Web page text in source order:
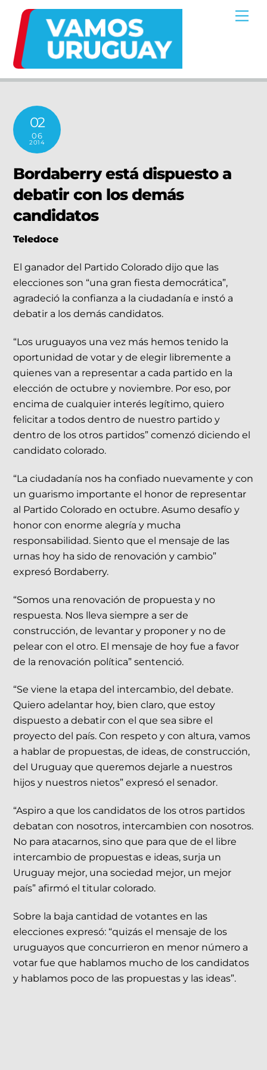
content
02
06
2014
Bordaberry está dispuesto a
debatir con los demás
candidatos
Teledoce
El ganador del Partido Colorado dijo que las
elecciones son “una gran fiesta democrática”,
agradeció la confianza a la ciudadanía e instó a
debatir a los demás candidatos.
“Los uruguayos una vez más hemos tenido la
oportunidad de votar y de elegir libremente a
quienes van a representar a cada partido en la
elección de octubre y noviembre. Por eso, por
encima de cualquier interés legítimo, quiero
felicitar a todos dentro de nuestro partido y
dentro de los otros partidos” comenzó diciendo el
candidato colorado.
“La ciudadanía nos ha confiado nuevamente y con
un guarismo importante el honor de representar
al Partido Colorado en octubre. Asumo desafío y
honor con enorme alegría y mucha
responsabilidad. Siento que el mensaje de las
urnas hoy ha sido de renovación y cambio”
expresó Bordaberry.
“Somos una renovación de propuesta y no
respuesta. Nos lleva siempre a ser de
construcción, de levantar y proponer y no de
pelear con el otro. El mensaje de hoy fue a favor
de la renovación política” sentenció.
“Se viene la etapa del intercambio, del debate.
Quiero adelantar hoy, bien claro, que estoy
dispuesto a debatir con el que sea sibre el
proyecto del país. Con respeto y con altura, vamos
a hablar de propuestas, de ideas, de construcción,
del Uruguay que queremos dejarle a nuestros
hijos y nuestros nietos” expresó el senador.
“Aspiro a que los candidatos de los otros partidos
debatan con nosotros, intercambien con nosotros.
No para atacarnos, sino que para que de el libre
intercambio de propuestas e ideas, surja un
Uruguay mejor, una sociedad mejor, un mejor
país” afirmó el titular colorado.
Sobre la baja cantidad de votantes en las
elecciones expresó: “quizás el mensaje de los
uruguayos que concurrieron en menor número a
votar fue que hablamos mucho de los candidatos
y hablamos poco de las propuestas y las ideas”.